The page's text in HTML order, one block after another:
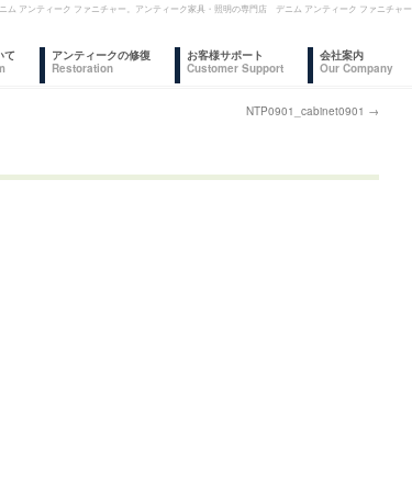
ム アンティーク ファニチャー。アンティーク家具・照明の専門店 デニム アンティーク ファニチャー
て
アンティークの修復
Restoration
お客様サポート
Customer Support
会社案内
Our Company
NTP0901_cabinet0901 →